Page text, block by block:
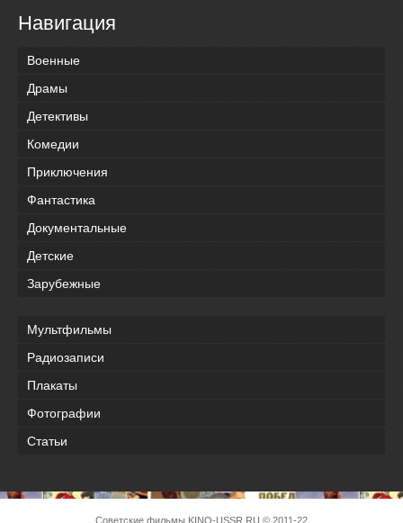
Навигация
Военные
Драмы
Детективы
Комедии
Приключения
Фантастика
Документальные
Детские
Зарубежные
Мультфильмы
Радиозаписи
Плакаты
Фотографии
Статьи
Советские фильмы KINO-USSR.RU © 2011-22